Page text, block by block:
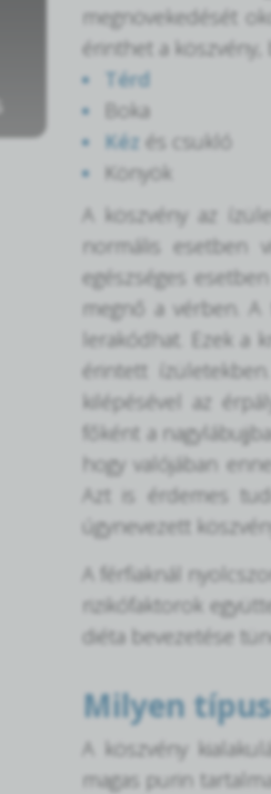
megnövekedését
érinthet a köszvény,
Térd
Boka
Kéz és csukló
Könyök
A köszvény az
normális esetben
egészséges
megnő a vérben.
lerakódhat. Ezek a
érintett
kilépésével az
főként a
hogy valójában
Azt is érdemes
úgynevezett
A férfiaknál
rizikófaktorok
diéta bevezetése
Milyen
A köszvény
magas purin